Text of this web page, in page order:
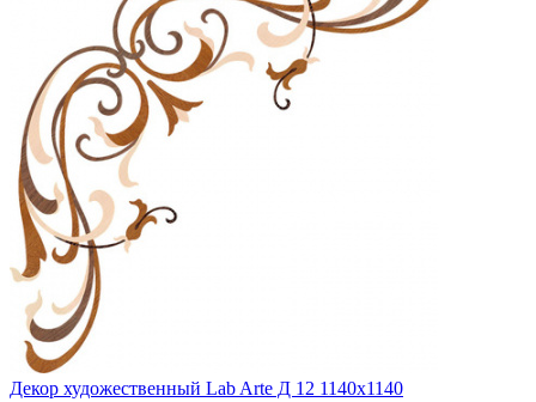
Декор художественный Lab Arte Д 12 1140х1140